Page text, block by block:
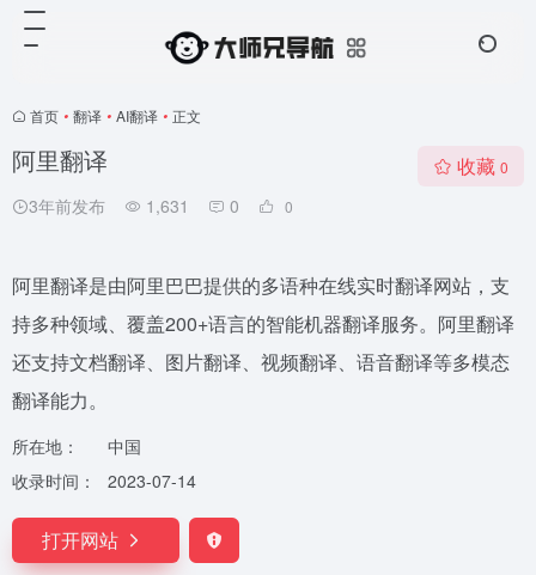
首页 • 翻译 • AI翻译 • 正文
阿里翻译
3年前发布 1,631 0 0
收藏 0
阿里翻译是由阿里巴巴提供的多语种在线实时翻译网站，支
持多种领域、覆盖200+语言的智能机器翻译服务。阿里翻译
还支持文档翻译、图片翻译、视频翻译、语音翻译等多模态
翻译能力。
所在地：
中国
收录时间：
2023-07-14
打开网站